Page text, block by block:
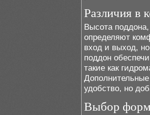
Различия в
Высота
определяют
вход и выход,
поддон
такие как
удобство, но
Выбор